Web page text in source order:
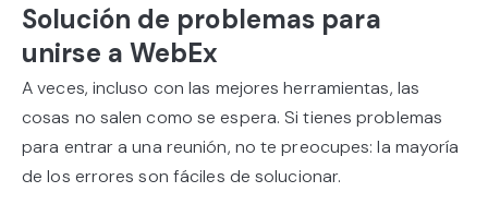
Solución de problemas para
unirse a WebEx
A veces, incluso con las mejores herramientas, las
cosas no salen como se espera. Si tienes problemas
para entrar a una reunión, no te preocupes: la mayoría
de los errores son fáciles de solucionar.